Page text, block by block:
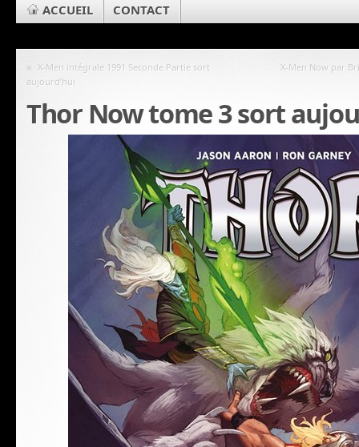
ACCUEIL CONTACT
« X-Men intégrale 1991 Seconde Partie sort
aujourd’hui
X-Men Now par
Thor Now tome 3 sort